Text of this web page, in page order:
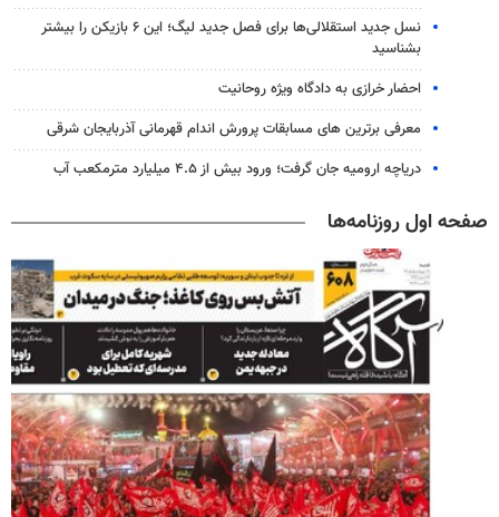
نسل جدید استقلالی‌ها برای فصل جدید لیگ؛ این ۶ بازیکن را بیشتر
بشناسید
احضار خرازی به دادگاه ویژه روحانیت
معرفی برترین های مسابقات پرورش اندام قهرمانی آذربایجان شرقی
دریاچه ارومیه جان گرفت؛ ورود بیش از ۴.۵ میلیارد مترمکعب آب
صفحه اول روزنامه‌ها